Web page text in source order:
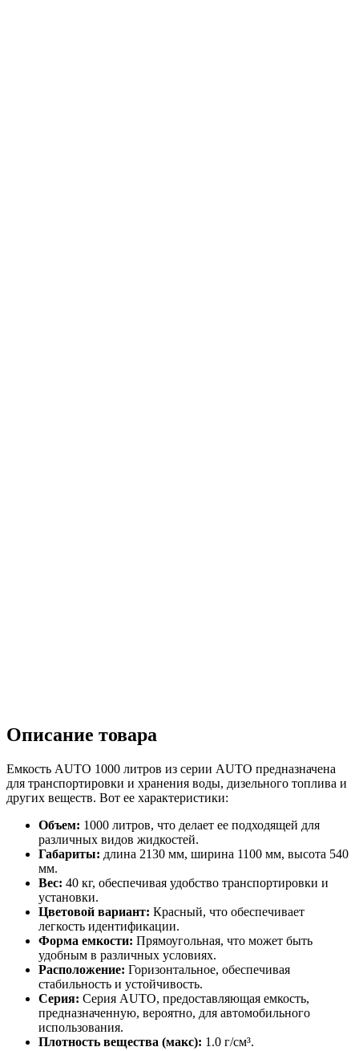
Описание товара
Емкость AUTO 1000 литров из серии AUTO предназначена
для транспортировки и хранения воды, дизельного топлива и
других веществ. Вот ее характеристики:
Объем: 1000 литров, что делает ее подходящей для
различных видов жидкостей.
Габариты: длина 2130 мм, ширина 1100 мм, высота 540
мм.
Вес: 40 кг, обеспечивая удобство транспортировки и
установки.
Цветовой вариант: Красный, что обеспечивает
легкость идентификации.
Форма емкости: Прямоугольная, что может быть
удобным в различных условиях.
Расположение: Горизонтальное, обеспечивая
стабильность и устойчивость.
Серия: Серия AUTO, предоставляющая емкость,
предназначенную, вероятно, для автомобильного
использования.
Плотность вещества (макс): 1.0 г/см³.